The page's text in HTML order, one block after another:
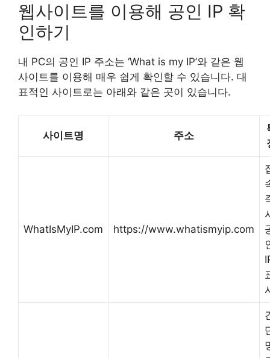
웹사이트를 이용해 공인 IP 확
인하기
내 PC의 공인 IP 주소는 ‘What is my IP’와 같은 웹
사이트를 이용해 매우 쉽게 확인할 수 있습니다. 대
표적인 사이트로는 아래와 같은 곳이 있습니다.
사이트명 주소
WhatIsMyIP.com https://www.whatismyip.com